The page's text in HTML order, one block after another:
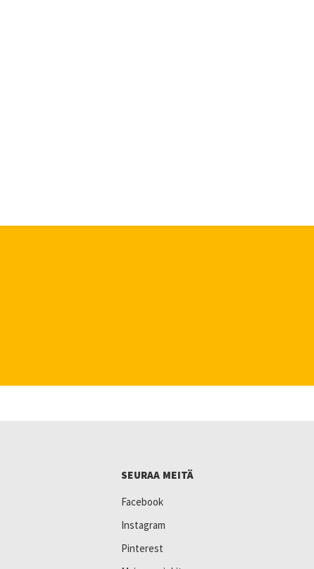
SEURAA MEITÄ
Facebook
Instagram
Pinterest